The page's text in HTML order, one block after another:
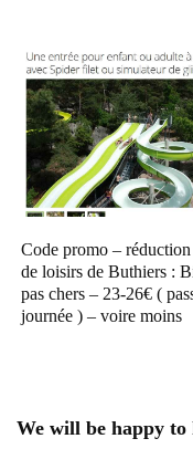
Code promo – réduction
de loisirs de Buthiers :
pas chers – 23-26€ (
journée ) – voire moins
We will be happy